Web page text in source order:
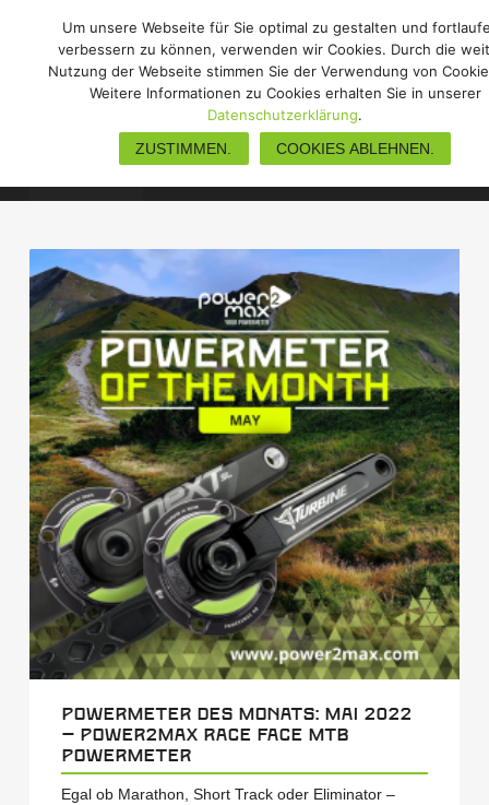
Neuigkeiten
Powermeter des Monats: Mai 2022
– power2max Race Face MTB
Powermeter
Egal ob Marathon, Short Track oder Eliminator –
Um unsere Webseite für Sie optimal zu gestalten und
verbessern zu können, verwenden wir Cookies. Durch die
Nutzung der Webseite stimmen Sie der Verwendung von
Weitere Informationen zu Cookies erhalten Sie in unserer
Datenschutzerklärung.
ZUSTIMMEN.
COOKIES ABLEHNEN.